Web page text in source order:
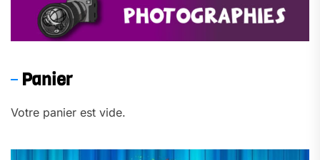
Panier
Votre panier est vide.